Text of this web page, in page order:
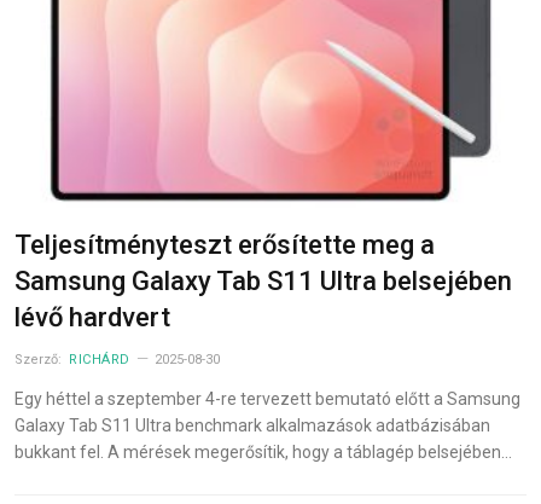
Teljesítményteszt erősítette meg a
Samsung Galaxy Tab S11 Ultra belsejében
lévő hardvert
Szerző: RICHÁRD 2025-08-30
Egy héttel a szeptember 4-re tervezett bemutató előtt a Samsung
Galaxy Tab S11 Ultra benchmark alkalmazások adatbázisában
bukkant fel. A mérések megerősítik, hogy a táblagép belsejében…